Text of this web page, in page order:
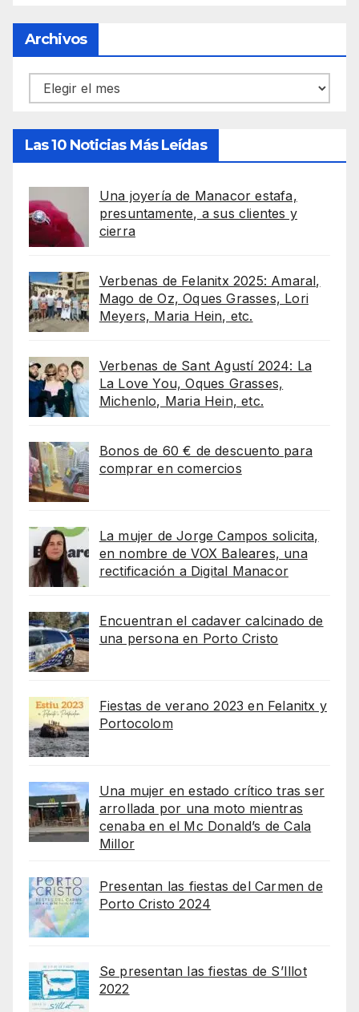
Archivos
Archivos
Las 10 Noticias Más Leídas
Una joyería de Manacor estafa,
presuntamente, a sus clientes y
cierra
Verbenas de Felanitx 2025: Amaral,
Mago de Oz, Oques Grasses, Lori
Meyers, Maria Hein, etc.
Verbenas de Sant Agustí 2024: La
La Love You, Oques Grasses,
Michenlo, Maria Hein, etc.
Bonos de 60 € de descuento para
comprar en comercios
La mujer de Jorge Campos solicita,
en nombre de VOX Baleares, una
rectificación a Digital Manacor
Encuentran el cadaver calcinado de
una persona en Porto Cristo
Fiestas de verano 2023 en Felanitx y
Portocolom
Una mujer en estado crítico tras ser
arrollada por una moto mientras
cenaba en el Mc Donald’s de Cala
Millor
Presentan las fiestas del Carmen de
Porto Cristo 2024
Se presentan las fiestas de S’Illot
2022